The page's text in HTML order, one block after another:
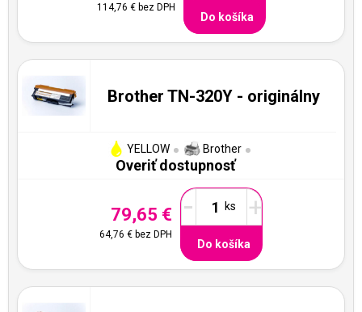
114,76 €bez DPH
Do košíka
Brother TN-320Y - originálny
YELLOW Brother
Overiť dostupnosť
79,65 €
64,76 € bez DPH
- +
Do košíka